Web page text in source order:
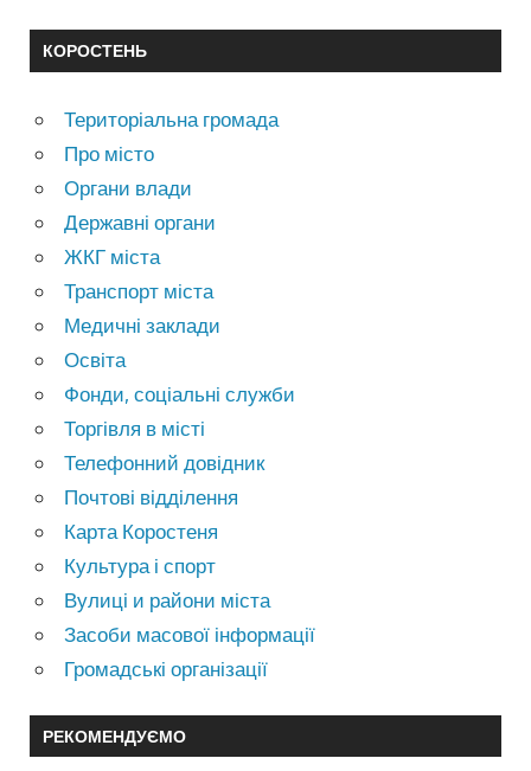
КОРОСТЕНЬ
Територіальна громада
Про місто
Органи влади
Державні органи
ЖКГ міста
Транспорт міста
Медичні заклади
Освіта
Фонди, соціальні служби
Торгівля в місті
Телефонний довідник
Почтові відділення
Карта Коростеня
Культура і спорт
Вулиці и райони міста
Засоби масової інформації
Громадські організації
РЕКОМЕНДУЄМО